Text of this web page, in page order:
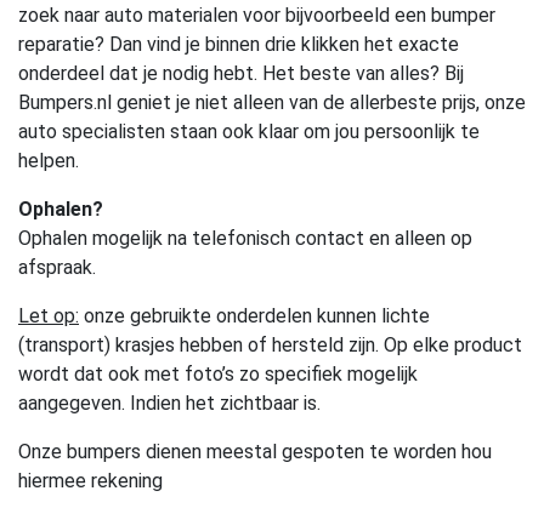
zoek naar auto materialen voor bijvoorbeeld een bumper
reparatie? Dan vind je binnen drie klikken het exacte
onderdeel dat je nodig hebt. Het beste van alles? Bij
Bumpers.nl geniet je niet alleen van de allerbeste prijs, onze
auto specialisten staan ook klaar om jou persoonlijk te
helpen.
Ophalen?
Ophalen mogelijk na telefonisch contact en alleen op
afspraak.
Let op: onze gebruikte onderdelen kunnen lichte
(transport) krasjes hebben of hersteld zijn. Op elke product
wordt dat ook met foto’s zo specifiek mogelijk
aangegeven. Indien het zichtbaar is.
Onze bumpers dienen meestal gespoten te worden hou
hiermee rekening